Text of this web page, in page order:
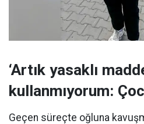
‘Artık yasaklı
kullanmıyorum:
Geçen süreçte oğluna